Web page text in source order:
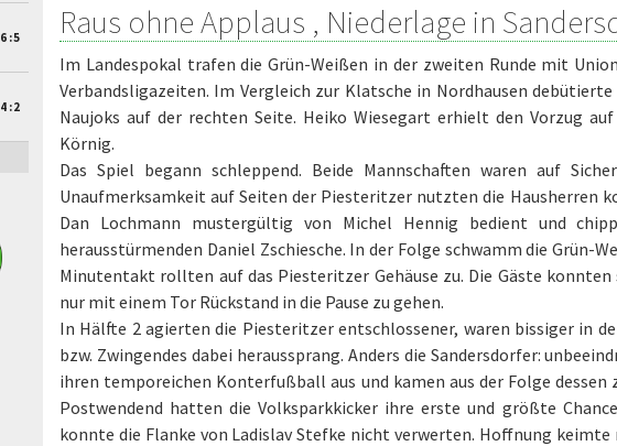
6:5
4:2
Raus ohne Applaus , Niederlage in
Im Landespokal trafen die Grün-Weißen in der zweiten Runde mit
Verbandsligazeiten. Im Vergleich zur Klatsche in Nordhausen
Naujoks auf der rechten Seite. Heiko Wiesegart erhielt den Vorzug
Körnig.
Das Spiel begann schleppend. Beide Mannschaften waren auf
Unaufmerksamkeit auf Seiten der Piesteritzer nutzten die Hausherren
Dan Lochmann mustergültig von Michel Hennig bedient und
herausstürmenden Daniel Zschiesche. In der Folge schwamm die Grün-
Minutentakt rollten auf das Piesteritzer Gehäuse zu. Die Gäste
nur mit einem Tor Rückstand in die Pause zu gehen.
In Hälfte 2 agierten die Piesteritzer entschlossener, waren bissiger in
bzw. Zwingendes dabei heraussprang. Anders die Sandersdorfer:
ihren temporeichen Konterfußball aus und kamen aus der Folge dessen
Postwendend hatten die Volksparkkicker ihre erste und größte
konnte die Flanke von Ladislav Stefke nicht verwerten. Hoffnung